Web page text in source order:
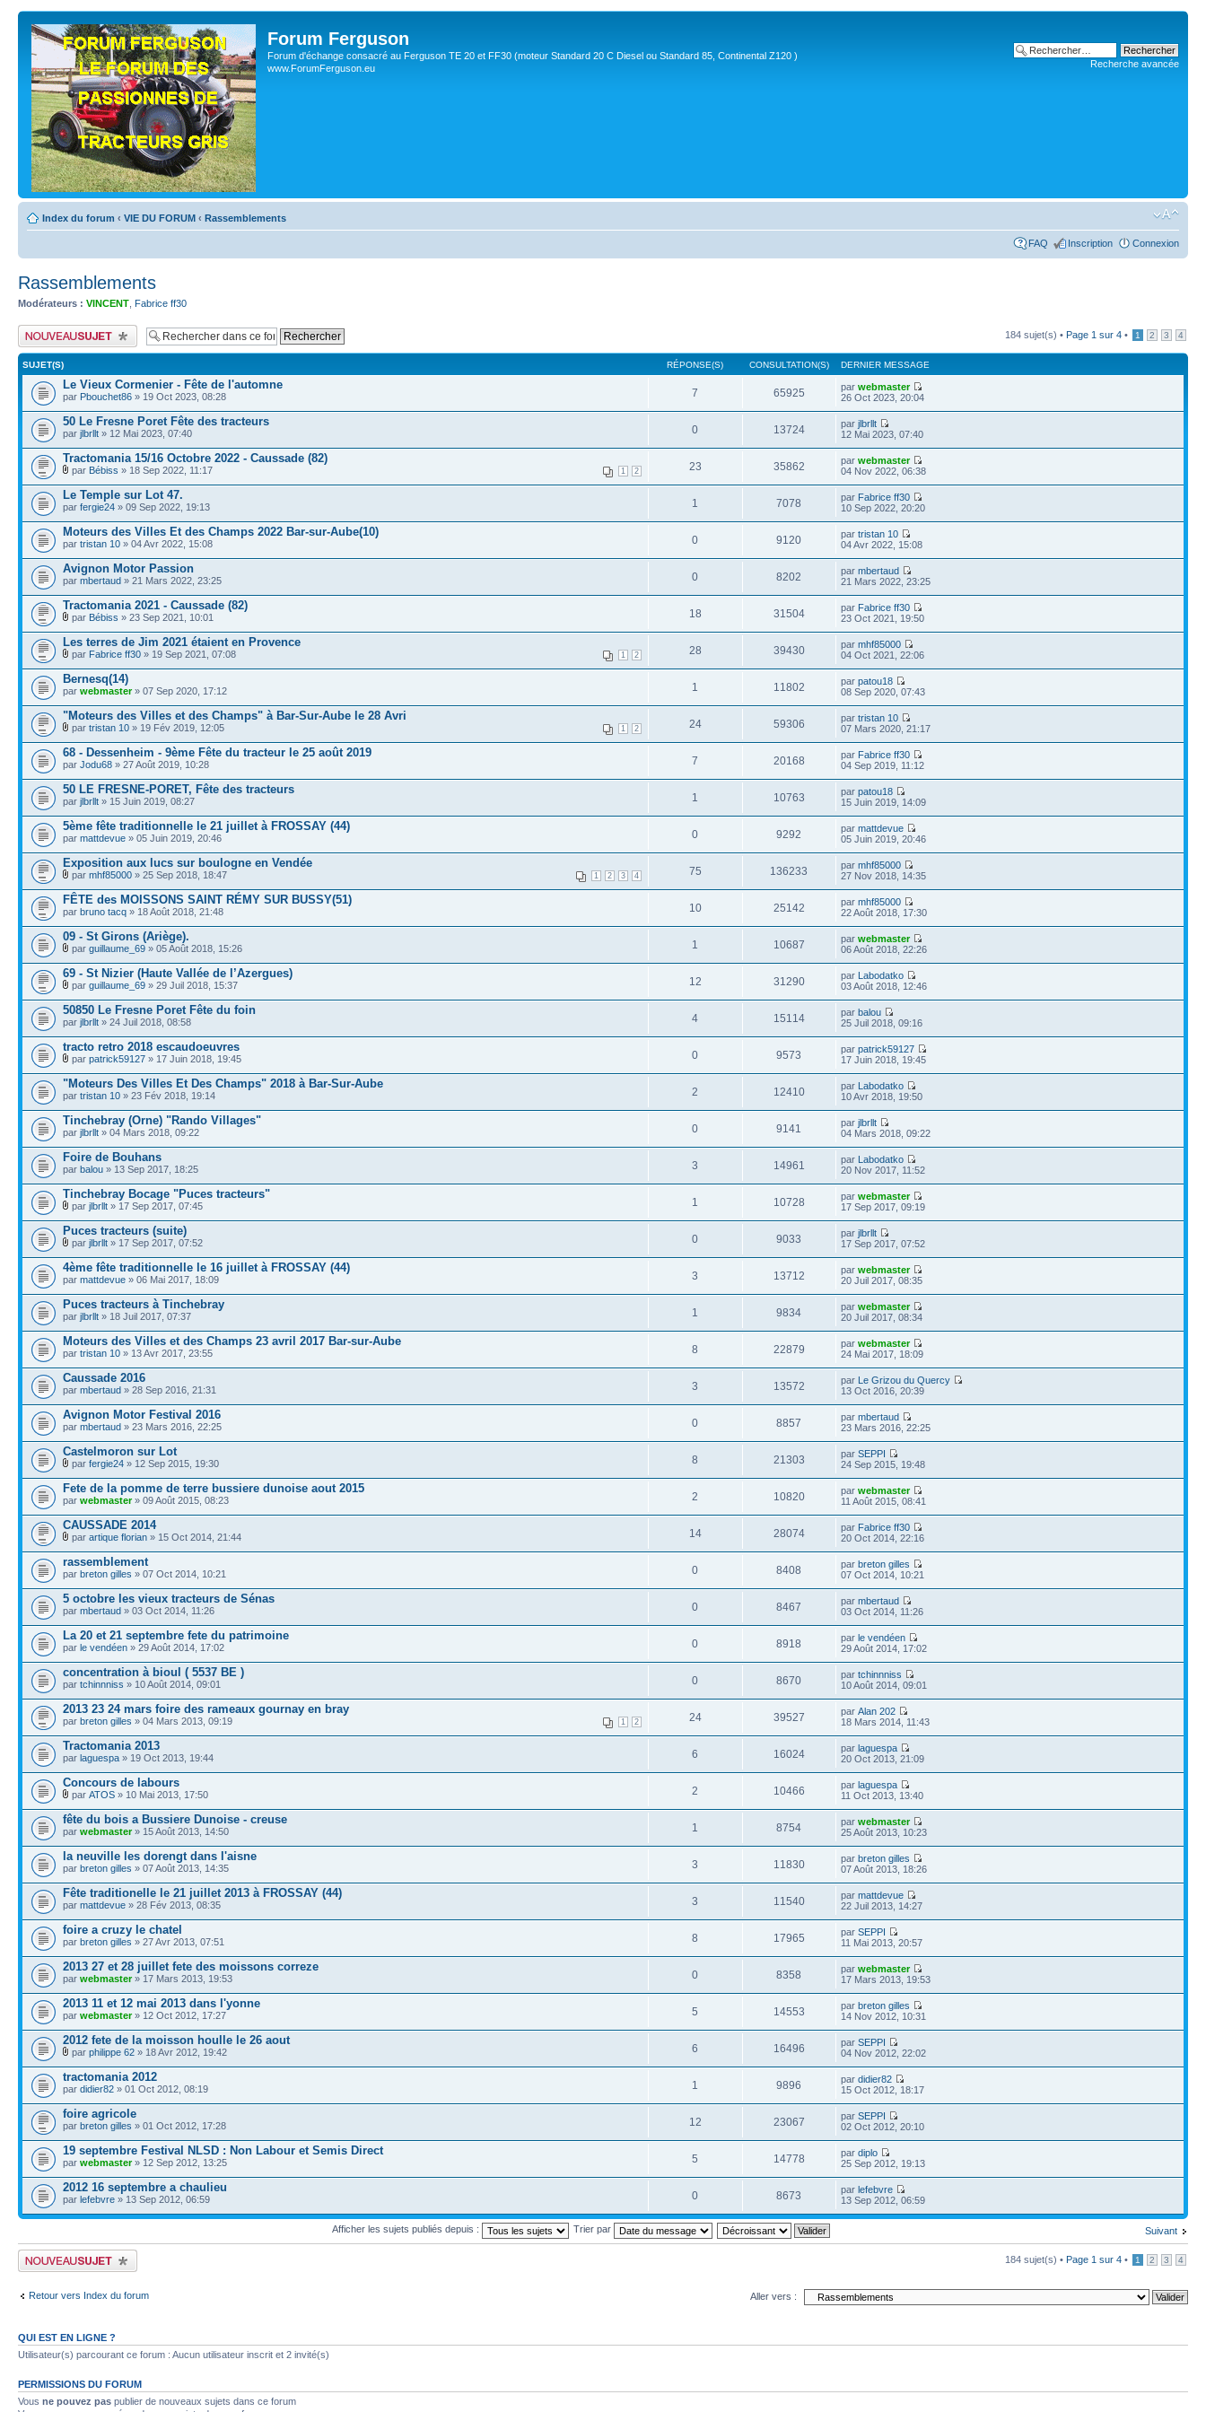
Forum Ferguson
Forum d'échange consacré au Ferguson TE 20 et FF30 (moteur Standard 20 C Diesel ou Standard 85, Continental Z120 )
www.ForumFerguson.eu
Recherche avancée
Index du forum ‹ VIE DU FORUM ‹ Rassemblements
FAQ Inscription Connexion
Rassemblements
Modérateurs : VINCENT Fabrice ff30
Publier un nouveau sujet 184 sujet(s) • Page 1 sur 4 • 1 2 3 4
SUJET(S) RÉPONSE(S) CONSULTATION(S) DERNIER MESSAGE
Le Vieux Cormenier - Fête de l'automne
par Pbouchet86 » 19 Oct 2023, 08:28 7 65925 parwebmaster
26 Oct 2023, 20:04
50 Le Fresne Poret Fête des tracteurs
par jlbrllt » 12 Mai 2023, 07:40 0 13724 parjlbrllt
12 Mai 2023, 07:40
Tractomania 15/16 Octobre 2022 - Caussade (82)
1 2
par Bébiss » 18 Sep 2022, 11:17 23 35862 parwebmaster
04 Nov 2022, 06:38
Le Temple sur Lot 47.
par fergie24 » 09 Sep 2022, 19:13 1 7078 par Fabrice ff30
10 Sep 2022, 20:20
Moteurs des Villes Et des Champs 2022 Bar-sur-Aube(10)
par tristan 10 » 04 Avr 2022, 15:08 0 9120 partristan 10
04 Avr 2022, 15:08
Avignon Motor Passion
par mbertaud » 21 Mars 2022, 23:25 0 8202 parmbertaud
21 Mars 2022, 23:25
Tractomania 2021 - Caussade (82)
par Bébiss » 23 Sep 2021, 10:01 18 31504 par Fabrice ff30
23 Oct 2021, 19:50
Les terres de Jim 2021 étaient en Provence
1 2
par Fabrice ff30 » 19 Sep 2021, 07:08 28 39430 parmhf85000
04 Oct 2021, 22:06
Bernesq(14)
par webmaster» 07 Sep 2020, 17:12 1 11802 parpatou18
08 Sep 2020, 07:43
"Moteurs des Villes et des Champs" à Bar-Sur-Aube le 28 Avri
1 2
par tristan 10 » 19 Fév 2019, 12:05 24 59306 partristan 10
07 Mars 2020, 21:17
68 - Dessenheim - 9ème Fête du tracteur le 25 août 2019
par Jodu68 » 27 Août 2019, 10:28 7 20168 par Fabrice ff30
04 Sep 2019, 11:12
50 LE FRESNE-PORET, Fête des tracteurs
par jlbrllt » 15 Juin 2019, 08:27 1 10763 parpatou18
15 Juin 2019, 14:09
5ème fête traditionnelle le 21 juillet à FROSSAY (44)
par mattdevue » 05 Juin 2019, 20:46 0 9292 parmattdevue
05 Juin 2019, 20:46
Exposition aux lucs sur boulogne en Vendée
1 2 3 4
par mhf85000 » 25 Sep 2018, 18:47 75 136233 parmhf85000
27 Nov 2018, 14:35
FÊTE des MOISSONS SAINT RÉMY SUR BUSSY(51)
par bruno tacq » 18 Août 2018, 21:48 10 25142 parmhf85000
22 Août 2018, 17:30
09 - St Girons (Ariège).
par guillaume_69 » 05 Août 2018, 15:26 1 10687 parwebmaster
06 Août 2018, 22:26
69 - St Nizier (Haute Vallée de l’Azergues)
par guillaume_69 » 29 Juil 2018, 15:37 12 31290 par Labodatko
03 Août 2018, 12:46
50850 Le Fresne Poret Fête du foin
par jlbrllt » 24 Juil 2018, 08:58 4 15114 parbalou
25 Juil 2018, 09:16
tracto retro 2018 escaudoeuvres
par patrick59127 » 17 Juin 2018, 19:45 0 9573 parpatrick59127
17 Juin 2018, 19:45
"Moteurs Des Villes Et Des Champs" 2018 à Bar-Sur-Aube
par tristan 10 » 23 Fév 2018, 19:14 2 12410 par Labodatko
10 Avr 2018, 19:50
Tinchebray (Orne) "Rando Villages"
par jlbrllt » 04 Mars 2018, 09:22 0 9141 parjlbrllt
04 Mars 2018, 09:22
Foire de Bouhans
par balou » 13 Sep 2017, 18:25 3 14961 par Labodatko
20 Nov 2017, 11:52
Tinchebray Bocage "Puces tracteurs"
par jlbrllt » 17 Sep 2017, 07:45 1 10728 parwebmaster
17 Sep 2017, 09:19
Puces tracteurs (suite)
par jlbrllt » 17 Sep 2017, 07:52 0 9033 parjlbrllt
17 Sep 2017, 07:52
4ème fête traditionnelle le 16 juillet à FROSSAY (44)
par mattdevue » 06 Mai 2017, 18:09 3 13712 parwebmaster
20 Juil 2017, 08:35
Puces tracteurs à Tinchebray
par jlbrllt » 18 Juil 2017, 07:37 1 9834 parwebmaster
20 Juil 2017, 08:34
Moteurs des Villes et des Champs 23 avril 2017 Bar-sur-Aube
par tristan 10 » 13 Avr 2017, 23:55 8 22879 parwebmaster
24 Mai 2017, 18:09
Caussade 2016
par mbertaud » 28 Sep 2016, 21:31 3 13572 par Le Grizou du Quercy
13 Oct 2016, 20:39
Avignon Motor Festival 2016
par mbertaud » 23 Mars 2016, 22:25 0 8857 parmbertaud
23 Mars 2016, 22:25
Castelmoron sur Lot
par fergie24 » 12 Sep 2015, 19:30 8 21303 parSEPPI
24 Sep 2015, 19:48
Fete de la pomme de terre bussiere dunoise aout 2015
par webmaster» 09 Août 2015, 08:23 2 10820 parwebmaster
11 Août 2015, 08:41
CAUSSADE 2014
par artique florian » 15 Oct 2014, 21:44 14 28074 par Fabrice ff30
20 Oct 2014, 22:16
rassemblement
par breton gilles » 07 Oct 2014, 10:21 0 8408 parbreton gilles
07 Oct 2014, 10:21
5 octobre les vieux tracteurs de Sénas
par mbertaud » 03 Oct 2014, 11:26 0 8467 parmbertaud
03 Oct 2014, 11:26
La 20 et 21 septembre fete du patrimoine
par le vendéen » 29 Août 2014, 17:02 0 8918 parle vendéen
29 Août 2014, 17:02
concentration à bioul ( 5537 BE )
par tchinnniss » 10 Août 2014, 09:01 0 8670 partchinnniss
10 Août 2014, 09:01
2013 23 24 mars foire des rameaux gournay en bray
1 2
par breton gilles » 04 Mars 2013, 09:19 24 39527 parAlan 202
18 Mars 2014, 11:43
Tractomania 2013
par laguespa » 19 Oct 2013, 19:44 6 16024 parlaguespa
20 Oct 2013, 21:09
Concours de labours
par ATOS » 10 Mai 2013, 17:50 2 10466 parlaguespa
11 Oct 2013, 13:40
fête du bois a Bussiere Dunoise - creuse
par webmaster» 15 Août 2013, 14:50 1 8754 parwebmaster
25 Août 2013, 10:23
la neuville les dorengt dans l'aisne
par breton gilles » 07 Août 2013, 14:35 3 11830 parbreton gilles
07 Août 2013, 18:26
Fête traditionelle le 21 juillet 2013 à FROSSAY (44)
par mattdevue » 28 Fév 2013, 08:35 3 11540 parmattdevue
22 Juil 2013, 14:27
foire a cruzy le chatel
par breton gilles » 27 Avr 2013, 07:51 8 17965 parSEPPI
11 Mai 2013, 20:57
2013 27 et 28 juillet fete des moissons correze
par webmaster» 17 Mars 2013, 19:53 0 8358 parwebmaster
17 Mars 2013, 19:53
2013 11 et 12 mai 2013 dans l'yonne
par webmaster» 12 Oct 2012, 17:27 5 14553 parbreton gilles
14 Nov 2012, 10:31
2012 fete de la moisson houlle le 26 aout
par philippe 62 » 18 Avr 2012, 19:42 6 16496 parSEPPI
04 Nov 2012, 22:02
tractomania 2012
par didier82 » 01 Oct 2012, 08:19 1 9896 pardidier82
15 Oct 2012, 18:17
foire agricole
par breton gilles » 01 Oct 2012, 17:28 12 23067 parSEPPI
02 Oct 2012, 20:10
19 septembre Festival NLSD : Non Labour et Semis Direct
par webmaster» 12 Sep 2012, 13:25 5 14778 pardiplo
25 Sep 2012, 19:13
2012 16 septembre a chaulieu
par lefebvre » 13 Sep 2012, 06:59 0 8673 parlefebvre
13 Sep 2012, 06:59
Suivant
Afficher les sujets publiés depuis : Trier par
Publier un nouveau sujet 184 sujet(s) • Page 1 sur 4 • 1 2 3 4
Retour vers Index du forum Aller vers :
QUI EST EN LIGNE ?
Utilisateur(s) parcourant ce forum : Aucun utilisateur inscrit et 2 invité(s)
PERMISSIONS DU FORUM
Vous ne pouvez pas publier de nouveaux sujets dans ce forum